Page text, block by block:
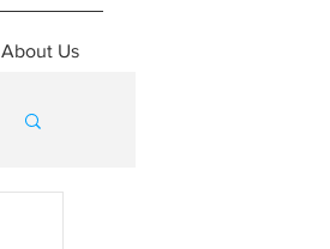
About Us